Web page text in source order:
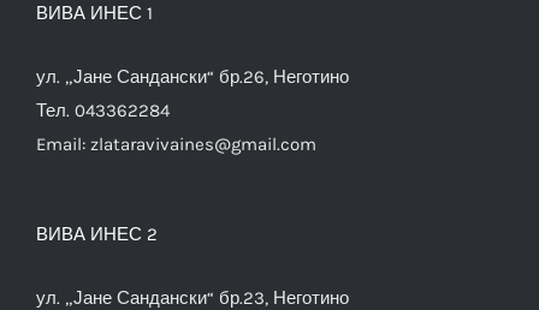
ВИВА ИНЕС 1
ул. „Јане Сандански“ бр.26, Неготино
Тел. 043362284
Email: zlataravivaines@gmail.com
ВИВА ИНЕС 2
ул. „Јане Сандански“ бр.23, Неготино